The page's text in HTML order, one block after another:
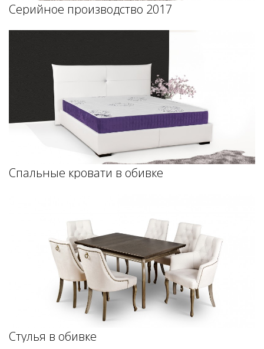
Серийное производство 2017
Спальные кровати в обивке
Стулья в обивке